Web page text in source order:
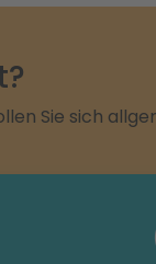
Sie sich